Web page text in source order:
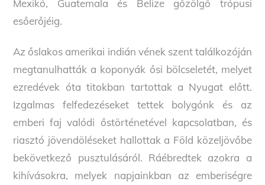
Mexikó, Guatemala és Belize gőzölgő trópusi
esőerőjéig.
Az őslakos amerikai indián vének szent találkozóján
megtanulhatták a koponyák ősi bölcseletét, melyet
ezredévek óta titokban tartottak a Nyugat előtt.
Izgalmas felfedezéseket tettek bolygónk és az
emberi faj valódi őstörténetével kapcsolatban, és
riasztó jövendöléseket hallottak a Föld közeljövőbe
bekövetkező pusztulásáról. Ráébredtek azokra a
kihívásokra, melyek napjainkban az emberiségre